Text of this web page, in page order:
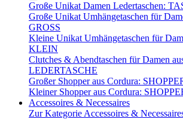
Große Unikat Damen Ledertaschen:
Große Unikat Umhängetaschen für
GROSS
Kleine Unikat Umhängetaschen für
KLEIN
Clutches & Abendtaschen für Damen
LEDERTASCHE
Großer Shopper aus Cordura:
Kleiner Shopper aus Cordura:
Accessoires & Necessaires
Zur Kategorie Accessoires &